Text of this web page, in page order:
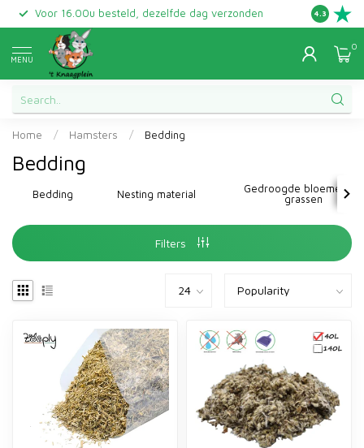
Voor 16.00u besteld, dezelfde dag verzonden Gratis
4.3
MENU
0
Home / Hamsters / Bedding
Bedding
Bedding Nesting material
Gedroogde bloemen en
grassen
Filters